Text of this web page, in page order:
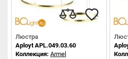
Люстра
Aployt APL.049.03.60
Коллекция: Armel